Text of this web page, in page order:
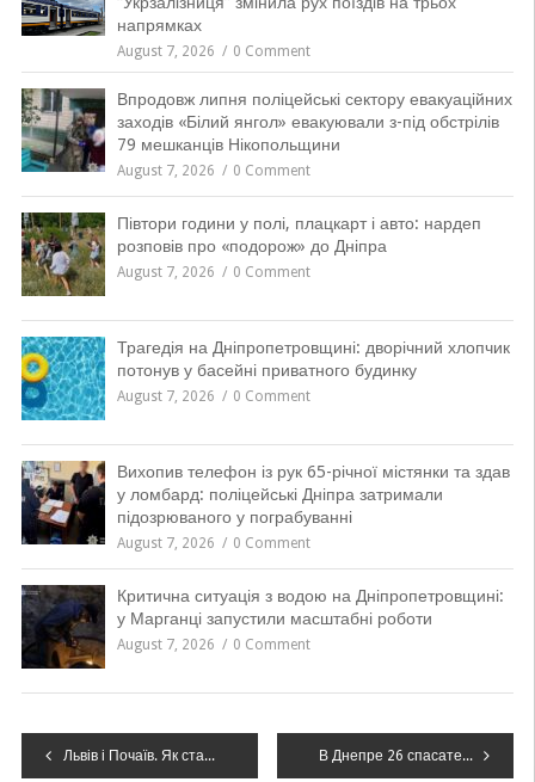
напрямках
August 7, 2026 0 Comment
Впродовж липня поліцейські сектору евакуаційних
заходів «Білий янгол» евакуювали з-під обстрілів
79 мешканців Нікопольщини
August 7, 2026 0 Comment
Півтори години у полі, плацкарт і авто: нардеп
розповів про «подорож» до Дніпра
August 7, 2026 0 Comment
Трагедія на Дніпропетровщині: дворічний хлопчик
потонув у басейні приватного будинку
August 7, 2026 0 Comment
Вихопив телефон із рук 65-річної містянки та здав
у ломбард: поліцейські Дніпра затримали
підозрюваного у пограбуванні
August 7, 2026 0 Comment
Критична ситуація з водою на Дніпропетровщині:
у Марганці запустили масштабні роботи
August 7, 2026 0 Comment
Навігація
Львів і Почаїв. Як ставляться до відзначення Різдва 25 грудня жителі цих міст? В Днепре 26 спасателей тушили пожар в частном доме, – ФОТО, ВИДЕО